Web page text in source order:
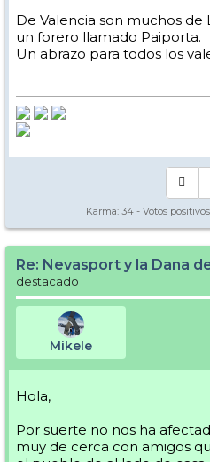
De Valencia son muchos de
un forero llamado Paiporta.
Un abrazo para todos los
Karma: 34 - Votos
Re: Nevasport y la Dana
destacado
Mikele
Hola,
Por suerte no nos ha
muy de cerca con amigos